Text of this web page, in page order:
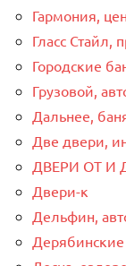
Гармония,
Гласс Стайл,
Городские
Грузовой,
Дальнее,
Две двери,
ДВЕРИ ОТ И
Двери-к
Дельфин,